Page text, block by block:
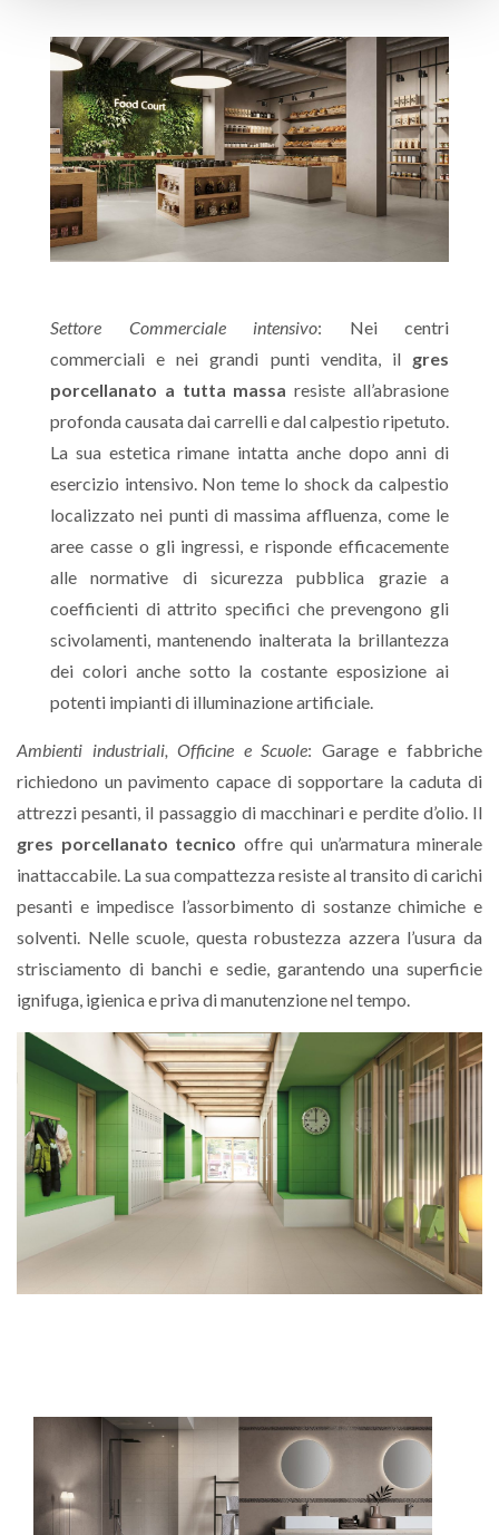
Settore Commerciale intensivo: Nei centri
commerciali e nei grandi punti vendita, il gres
porcellanato a tutta massaresiste all’abrasione
profonda causata dai carrelli e dal calpestio ripetuto.
La sua estetica rimane intatta anche dopo anni di
esercizio intensivo. Non teme lo shock da calpestio
localizzato nei punti di massima affluenza, come le
aree casse o gli ingressi, e risponde efficacemente
alle normative di sicurezza pubblica grazie a
coefficienti di attrito specifici che prevengono gli
scivolamenti, mantenendo inalterata la brillantezza
dei colori anche sotto la costante esposizione ai
potenti impianti di illuminazione artificiale.
Ambienti industriali, Officine e Scuole: Garage e fabbriche
richiedono un pavimento capace di sopportare la caduta di
attrezzi pesanti, il passaggio di macchinari e perdite d’olio. Il
gres porcellanato tecnico offre qui un’armatura minerale
inattaccabile. La sua compattezza resiste al transito di carichi
pesanti e impedisce l’assorbimento di sostanze chimiche e
solventi. Nelle scuole, questa robustezza azzera l’usura da
strisciamento di banchi e sedie, garantendo una superficie
ignifuga, igienica e priva di manutenzione nel tempo.